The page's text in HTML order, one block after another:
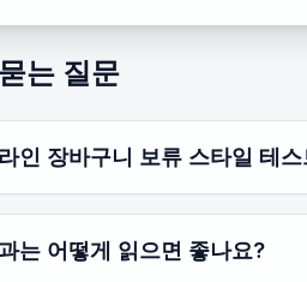
는 질문
인 장바구니 보류 스타일 테
는 어떻게 읽으면 좋나요?